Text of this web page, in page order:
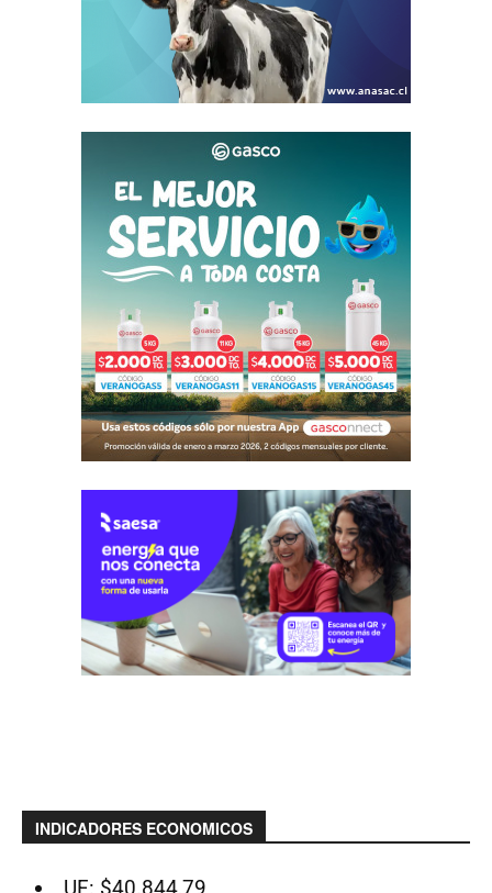
INDICADORES ECONOMICOS
UF: $40.844,79